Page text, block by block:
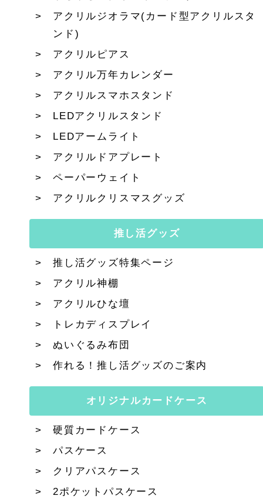
アクリルジオラマ(カード型アクリルスタ
ンド)
アクリルピアス
アクリル万年カレンダー
アクリルスマホスタンド
LEDアクリルスタンド
LEDアームライト
アクリルドアプレート
ペーパーウェイト
アクリルクリスマスグッズ
推し活グッズ
推し活グッズ特集ページ
アクリル神棚
アクリルひな壇
トレカディスプレイ
ぬいぐるみ布団
作れる！推し活グッズのご案内
オリジナルカードケース
硬質カードケース
パスケース
クリアパスケース
2ポケットパスケース